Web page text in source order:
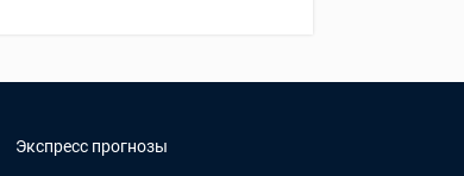
Экспресс прогнозы